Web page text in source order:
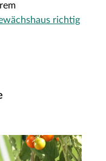
richtig